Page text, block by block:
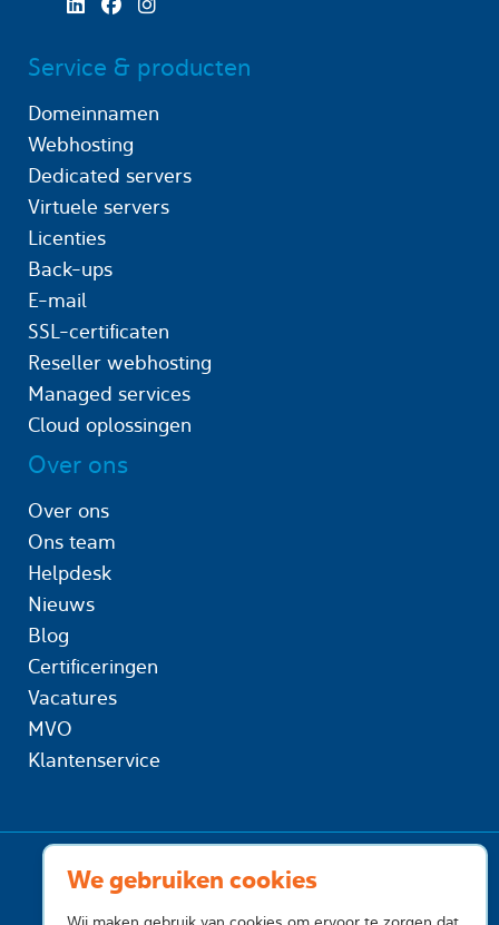
We gebruiken cookies
Service & producten
Domeinnamen
Webhosting
Dedicated servers
Virtuele servers
Licenties
Back-ups
E-mail
SSL-certificaten
Reseller webhosting
Managed services
Cloud oplossingen
Over ons
Over ons
Ons team
Helpdesk
Nieuws
Blog
Certificeringen
Vacatures
MVO
Klantenservice